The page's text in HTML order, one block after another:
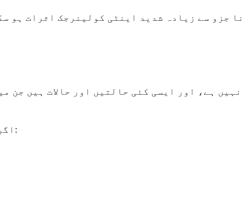
جزو سے زیادہ شدید اینٹی کولینرجک اثرات
ہے، اور ایسی کئی حالتیں اور حالات ہیں
اگر آپ کو مندرجہ ذیل مسائل ہیں تو آپ کو بیلاڈونا اور افیون استعمال نہیں کرنی چاہیے: